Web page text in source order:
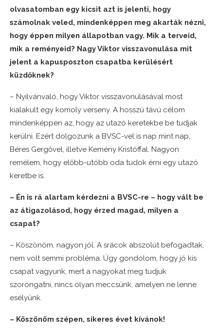
olvasatomban egy kicsit azt is jelenti, hogy
számolnak veled, mindenképpen meg akarták nézni,
hogy éppen milyen állapotban vagy. Mik a terveid,
mik a reményeid? Nagy Viktor visszavonulása mit
jelent a kapusposzton csapatba kerülésért
küzdőknek?
– Nyilvánvaló, hogy Viktor visszavonulásával most
kialakult egy komoly verseny. A hosszú távú célom
mindenképpen az, hogy az utazó keretekbe be tudjak
kerülni. Ezért dolgozunk a BVSC-vel is nap mint nap,
Béres Gergővel, illetve Kemény Kristóffal. Nagyon
remélem, hogy előbb-utóbb oda tudok érni egy utazó
keretbe is.
– Én is rá alartam kérdezni a BVSC-re – hogy vált be
az átigazolásod, hogy érzed magad, milyen a
csapat?
– Köszönöm, nagyon jól. A srácok abszolút befogadtak,
nem volt semmi probléma. Úgy gondolom, hogy jó kis
csapat vagyunk, mert a nagyokat meg tudjuk
szorongatni, nincs olyan meccsünk, amelyen ne lenne
esélyünk.
– Köszönöm szépen, sikeres évet kívánok!